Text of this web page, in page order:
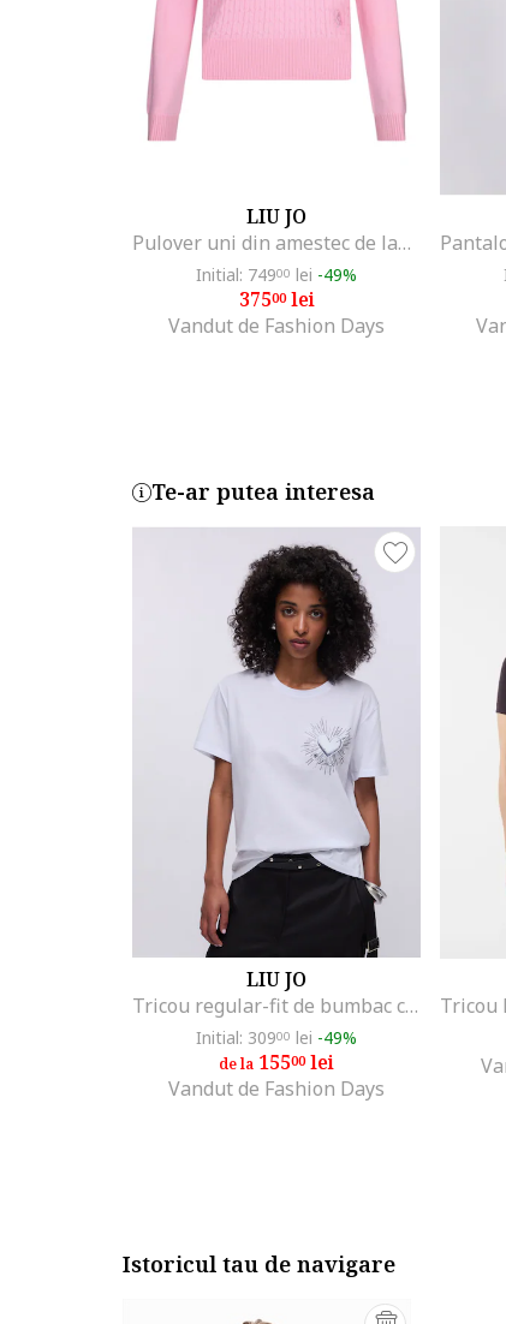
LIU JO
Pulover uni din amestec de lana, Roz
Initial: 74900 lei -49%
37500lei
Vandut de Fashion Days
Te-ar putea interesa
LIU JO
Tricou regular-fit de bumbac cu aplicatie din strasuri, Alb optic
Initial: 30900 lei -49%
de la 15500lei
Vandut de Fashion Days
Istoricul tau de navigare